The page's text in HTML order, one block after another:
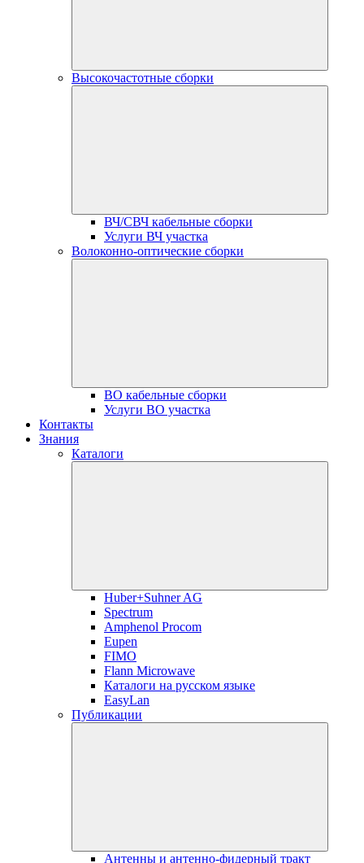
Высокочастотные сборки
ВЧ/СВЧ кабельные сборки
Услуги ВЧ участка
Волоконно-оптические сборки
ВО кабельные сборки
Услуги ВО участка
Контакты
Знания
Каталоги
Huber+Suhner AG
Spectrum
Amphenol Procom
Eupen
FIMO
Flann Microwave
Каталоги на русском языке
EasyLan
Публикации
Антенны и антенно-фидерный тракт